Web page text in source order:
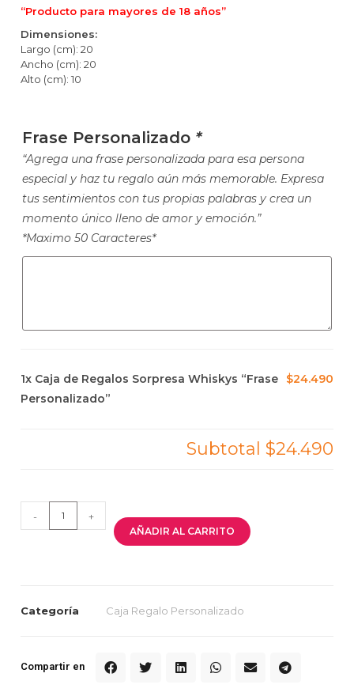
“Producto para mayores de 18 años”
Dimensiones:
Largo (cm): 20
Ancho (cm): 20
Alto (cm): 10
Frase Personalizado *
“Agrega una frase personalizada para esa persona
especial y haz tu regalo aún más memorable. Expresa
tus sentimientos con tus propias palabras y crea un
momento único lleno de amor y emoción.”
*Maximo 50 Caracteres*
1x Caja de Regalos Sorpresa Whiskys “Frase
Personalizado”
$24.490
Subtotal $24.490
- +
AÑADIR AL CARRITO
Categoría Caja Regalo Personalizado
Compartir en